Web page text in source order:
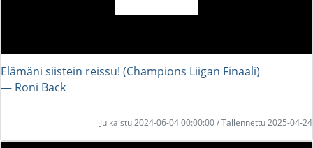
Elämäni siistein reissu! (Champions Liigan Finaali)
― Roni Back
Julkaistu 2024-06-04 00:00:00 / Tallennettu 2025-04-24